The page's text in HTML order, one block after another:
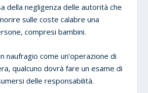
della negligenza delle autorità che
sulle coste calabre una
compresi bambini.
naufragio come un’operazione di
qualcuno dovrà fare un esame di
delle responsabilità.